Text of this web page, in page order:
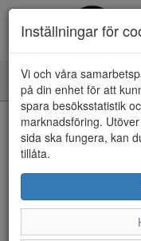
Toggle
navigation
HEM
Inställningar för
Vi och våra
på din enhet för att
spara besöksstatistik
marknadsföring.
sida ska fungera, kan
tillåta.